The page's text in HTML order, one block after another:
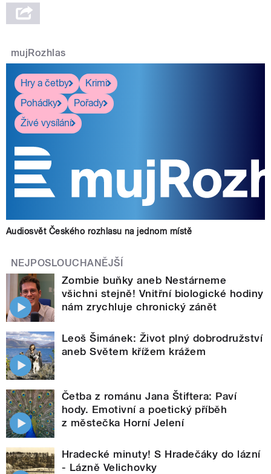
mujRozhlas
Hry a četby
Krimi
Pohádky
Pořady
Živé vysílání
Audiosvět Českého rozhlasu na jednom místě
NEJPOSLOUCHANĚJŠÍ
Zombie buňky aneb Nestárneme
všichni stejně! Vnitřní biologické hodiny
nám zrychluje chronický zánět
Leoš Šimánek: Život plný dobrodružství
aneb Světem křížem krážem
Četba z románu Jana Štiftera: Paví
hody. Emotivní a poetický příběh
z městečka Horní Jelení
Hradecké minuty! S Hradečáky do lázní
- Lázně Velichovky